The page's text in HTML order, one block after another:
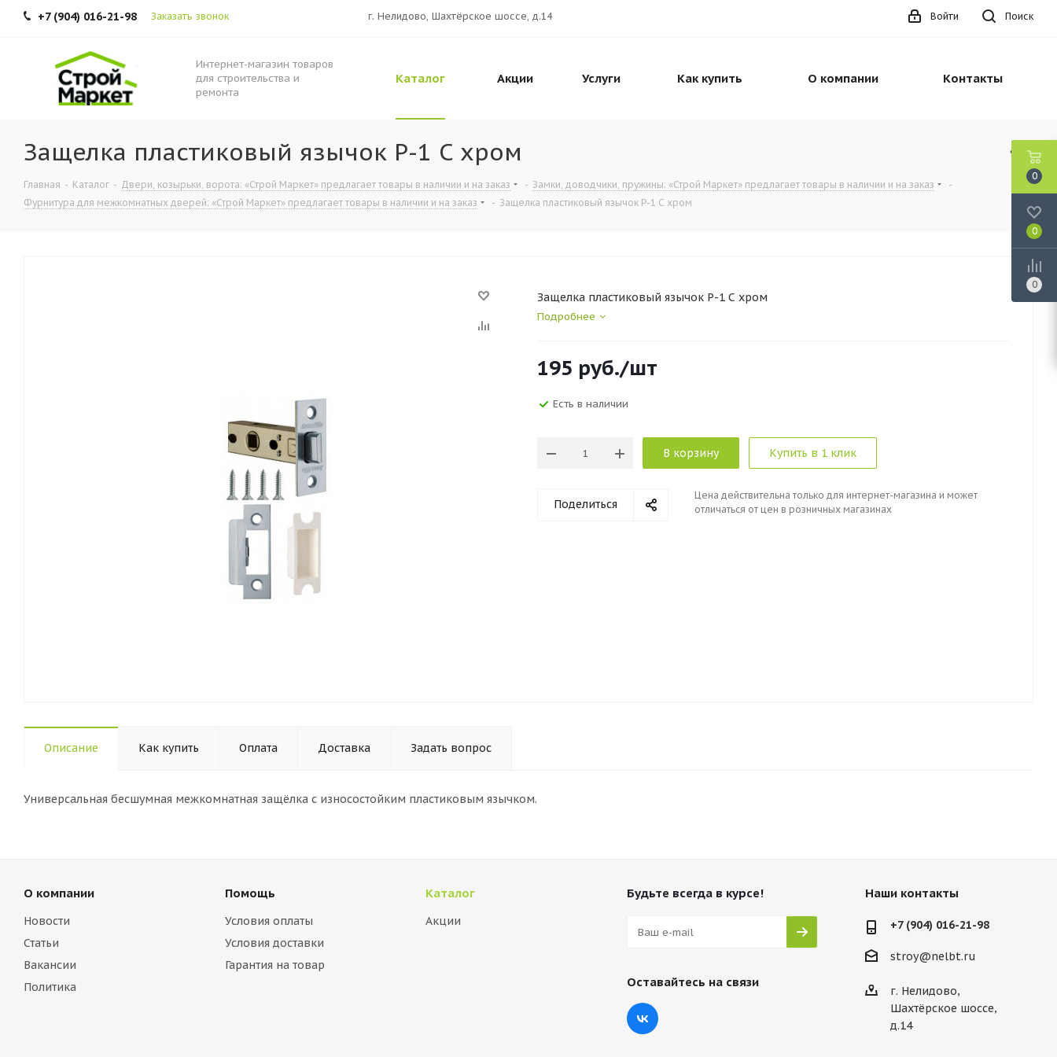
+7 (904) 016-21-98 Заказать звонок г. Нелидово, Шахтёрское шоссе, д.14 Поиск
Войти
Интернет-магазин товаров
для строительства и
ремонта
Каталог Акции Услуги Как купить О компании Контакты
Защелка пластиковый язычок Р-1 C хром
Главная - Каталог - Двери, козырьки, ворота: «Строй Маркет» предлагает товары в наличии и на заказ - Замки, доводчики, пружины: «Строй Маркет» предлагает товары в наличии и на заказ
-
Фурнитура для межкомнатных дверей: «Строй Маркет» предлагает товары в наличии и на заказ
- Защелка пластиковый язычок Р-1 C хром
Защелка пластиковый язычок Р-1 C хром
Подробнее
195 руб./шт
Есть в наличии
В корзину Купить в 1 клик
Поделиться
Цена действительна только для интернет-магазина и может
отличаться от цен в розничных магазинах
Описание Как купить Оплата Доставка Задать вопрос
Универсальная бесшумная межкомнатная защёлка с износостойким пластиковым язычком.
О компании
Новости
Статьи
Вакансии
Политика
Помощь
Условия оплаты
Условия доставки
Гарантия на товар
Каталог
Акции
Будьте всегда в курсе!
Оставайтесь на связи
Наши контакты
+7 (904) 016-21-98
stroy@nelbt.ru
г. Нелидово,
Шахтёрское шоссе,
д.14
0
0
0